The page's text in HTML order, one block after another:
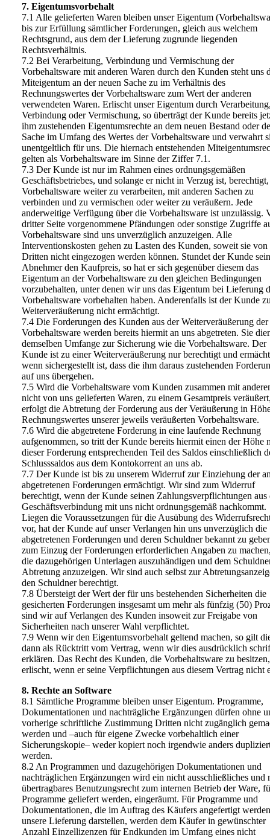
7. Eigentumsvorbehalt
7.1 Alle gelieferten Waren bleiben unser Eigentum
bis zur Erfüllung sämtlicher Forderungen, gleich aus welchem
Rechtsgrund, aus dem der Lieferung zugrunde liegenden
Rechtsverhältnis.
7.2 Bei Verarbeitung, Verbindung und Vermischung der
Vorbehaltsware mit anderen Waren durch den Kunden steht uns
Miteigentum an der neuen Sache zu im Verhältnis des
Rechnungswertes der Vorbehaltsware zum Wert der anderen
verwendeten Waren. Erlischt unser Eigentum durch
Verbindung oder Vermischung, so überträgt der Kunde bereits
ihm zustehenden Eigentumsrechte an dem neuen Bestand oder
Sache im Umfang des Wertes der Vorbehaltsware und verwahrt
unentgeltlich für uns. Die hiernach entstehenden
gelten als Vorbehaltsware im Sinne der Ziffer 7.1.
7.3 Der Kunde ist nur im Rahmen eines ordnungsgemäßen
Geschäftsbetriebes, und solange er nicht in Verzug ist,
Vorbehaltsware weiter zu verarbeiten, mit anderen Sachen zu
verbinden und zu vermischen oder weiter zu veräußern. Jede
anderweitige Verfügung über die Vorbehaltsware ist unzulässig.
dritter Seite vorgenommene Pfändungen oder sonstige Zugriffe
Vorbehaltsware sind uns unverzüglich anzuzeigen. Alle
Interventionskosten gehen zu Lasten des Kunden, soweit sie von
Dritten nicht eingezogen werden können. Stundet der Kunde
Abnehmer den Kaufpreis, so hat er sich gegenüber diesem das
Eigentum an der Vorbehaltsware zu den gleichen Bedingungen
vorzubehalten, unter denen wir uns das Eigentum bei Lieferung
Vorbehaltsware vorbehalten haben. Anderenfalls ist der Kunde
Weiterveräußerung nicht ermächtigt.
7.4 Die Forderungen des Kunden aus der Weiterveräußerung der
Vorbehaltsware werden bereits hiermit an uns abgetreten. Sie
demselben Umfange zur Sicherung wie die Vorbehaltsware. Der
Kunde ist zu einer Weiterveräußerung nur berechtigt und
wenn sichergestellt ist, dass die ihm daraus zustehenden
auf uns übergehen.
7.5 Wird die Vorbehaltsware vom Kunden zusammen mit
nicht von uns gelieferten Waren, zu einem Gesamtpreis
erfolgt die Abtretung der Forderung aus der Veräußerung in
Rechnungswertes unserer jeweils veräußerten Vorbehaltsware.
7.6 Wird die abgetretene Forderung in eine laufende Rechnung
aufgenommen, so tritt der Kunde bereits hiermit einen der Höhe
dieser Forderung entsprechenden Teil des Saldos einschließlich
Schlusssaldos aus dem Kontokorrent an uns ab.
7.7 Der Kunde ist bis zu unserem Widerruf zur Einziehung der
abgetretenen Forderungen ermächtigt. Wir sind zum Widerruf
berechtigt, wenn der Kunde seinen Zahlungsverpflichtungen aus
Geschäftsverbindung mit uns nicht ordnungsgemäß nachkommt.
Liegen die Voraussetzungen für die Ausübung des
vor, hat der Kunde auf unser Verlangen hin uns unverzüglich die
abgetretenen Forderungen und deren Schuldner bekannt zu
zum Einzug der Forderungen erforderlichen Angaben zu
die dazugehörigen Unterlagen auszuhändigen und dem
Abtretung anzuzeigen. Wir sind auch selbst zur
den Schuldner berechtigt.
7.8 Übersteigt der Wert der für uns bestehenden Sicherheiten die
gesicherten Forderungen insgesamt um mehr als fünfzig (50)
sind wir auf Verlangen des Kunden insoweit zur Freigabe von
Sicherheiten nach unserer Wahl verpflichtet.
7.9 Wenn wir den Eigentumsvorbehalt geltend machen, so gilt
dann als Rücktritt vom Vertrag, wenn wir dies ausdrücklich
erklären. Das Recht des Kunden, die Vorbehaltsware zu besitzen,
erlischt, wenn er seine Verpflichtungen aus diesem Vertrag nicht
8. Rechte an Software
8.1 Sämtliche Programme bleiben unser Eigentum. Programme,
Dokumentationen und nachträgliche Ergänzungen dürfen ohne
vorherige schriftliche Zustimmung Dritten nicht zugänglich
werden und –auch für eigene Zwecke vorbehaltlich einer
Sicherungskopie– weder kopiert noch irgendwie anders
werden.
8.2 An Programmen und dazugehörigen Dokumentationen und
nachträglichen Ergänzungen wird ein nicht ausschließliches und
übertragbares Benutzungsrecht zum internen Betrieb der Ware,
Programme geliefert werden, eingeräumt. Für Programme und
Dokumentationen, die im Auftrag des Käufers angefertigt
unsere Lieferung darstellen, werden dem Käufer in gewünschter
Anzahl Einzellizenzen für Endkunden im Umfang eines nicht